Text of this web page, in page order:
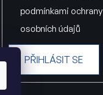
podmínkami ochrany
osobních údajů
PŘIHLÁSIT SE